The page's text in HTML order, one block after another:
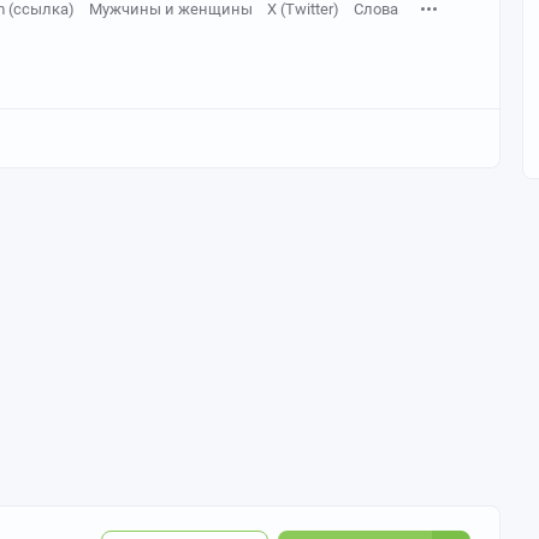
(ссылка) Мужчины и женщины X (Twitter) Слова